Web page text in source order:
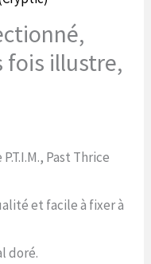
fois illustre,
Past Thrice
et facile à fixer à
doré.